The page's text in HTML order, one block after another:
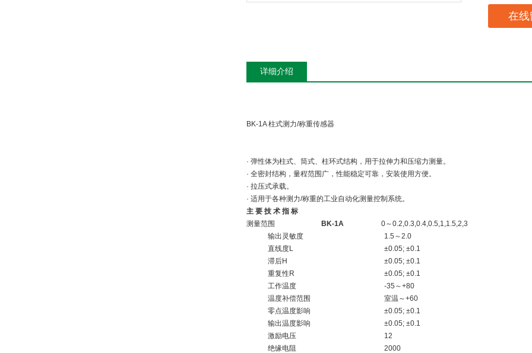
在线
详细介绍
BK-1A 柱式测力/称重传感器
· 弹性体为柱式、筒式、柱环式结构，用于拉伸力和压缩力测量。
· 全密封结构，量程范围广，性能稳定可靠，安装使用方便。
· 拉压式承载。
· 适用于各种测力/称重的工业自动化测量控制系统。
主 要 技 术 指 标
测量范围
BK-1A 0～0.2,0.3,0.4,0.5,1,1.5,2,3
输出灵敏度
1.5～2.0
直线度L
±0.05; ±0.1
滞后H
±0.05; ±0.1
重复性R
±0.05; ±0.1
工作温度
-35～+80
温度补偿范围
室温～+60
零点温度影响
±0.05; ±0.1
输出温度影响
±0.05; ±0.1
激励电压
12
绝缘电阻
2000